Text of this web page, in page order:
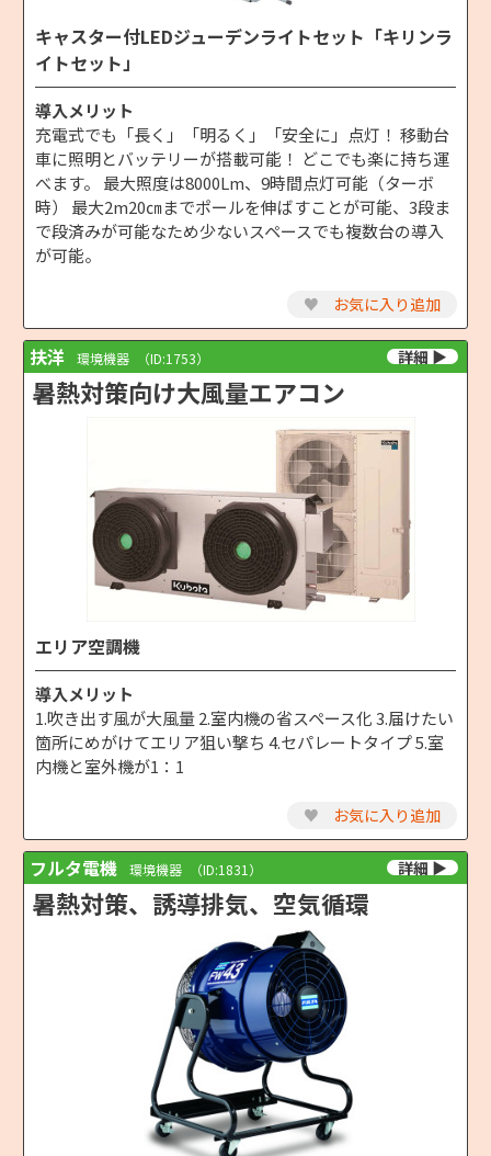
キャスター付LEDジューデンライトセット「キリンラ
イトセット」
導入メリット
充電式でも「長く」「明るく」「安全に」点灯！ 移動台
車に照明とバッテリーが搭載可能！ どこでも楽に持ち運
べます。 最大照度は8000Lm、9時間点灯可能（ターボ
時） 最大2m20㎝までポールを伸ばすことが可能、3段ま
で段済みが可能なため少ないスペースでも複数台の導入
が可能。
♥ お気に入り追加
扶洋 環境機器 （ID:1753）
暑熱対策向け大風量エアコン
エリア空調機
導入メリット
1.吹き出す風が大風量 2.室内機の省スペース化 3.届けたい
箇所にめがけてエリア狙い撃ち 4.セパレートタイプ 5.室
内機と室外機が1：1
♥ お気に入り追加
フルタ電機 環境機器 （ID:1831）
暑熱対策、誘導排気、空気循環